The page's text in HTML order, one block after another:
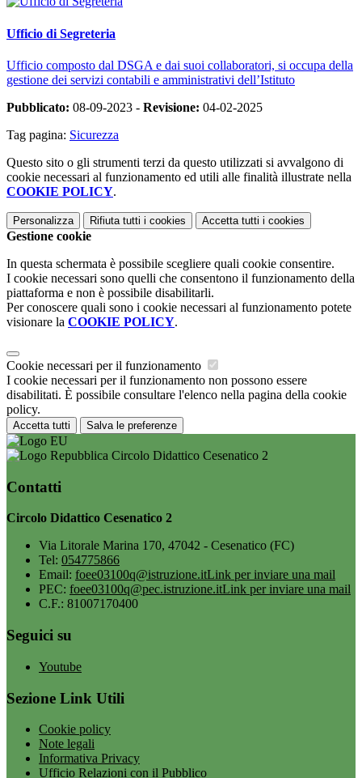
Ufficio di Segreteria
Ufficio composto dal DSGA e dai suoi collaboratori, si occupa della
gestione dei servizi contabili e amministrativi dell’Istituto
Pubblicato: 08-09-2023 - Revisione: 04-02-2025
Tag pagina: Sicurezza
Questo sito o gli strumenti terzi da questo utilizzati si avvalgono di
cookie necessari al funzionamento ed utili alle finalità illustrate nella
COOKIE POLICY.
Personalizza Rifiuta tutti i cookies Accetta tutti i cookies
Gestione cookie
In questa schermata è possibile scegliere quali cookie consentire.
I cookie necessari sono quelli che consentono il funzionamento della
piattaforma e non è possibile disabilitarli.
Per conoscere quali sono i cookie necessari al funzionamento potete
visionare la COOKIE POLICY.
Cookie necessari per il funzionamento
I cookie necessari per il funzionamento non possono essere
disabilitati. È possibile consultare l'elenco nella pagina della cookie
policy.
Accetta tutti Salva le preferenze
Circolo Didattico Cesenatico 2
Contatti
Circolo Didattico Cesenatico 2
Via Litorale Marina 170, 47042 - Cesenatico (FC)
Tel: 054775866
Email: foee03100q@istruzione.itLink per inviare una mail
PEC: foee03100q@pec.istruzione.itLink per inviare una mail
C.F.: 81007170400
Seguici su
Youtube
Sezione Link Utili
Cookie policy
Note legali
Informativa Privacy
Ufficio Relazioni con il Pubblico